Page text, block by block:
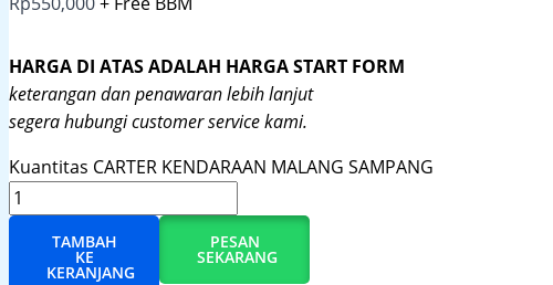
HARGA DI ATAS ADALAH HARGA START FORM
keterangan dan penawaran lebih lanjut
segera hubungi customer service kami.
Kuantitas CARTER KENDARAAN MALANG SAMPANG
TAMBAH
KE
KERANJANG
PESAN
SEKARANG